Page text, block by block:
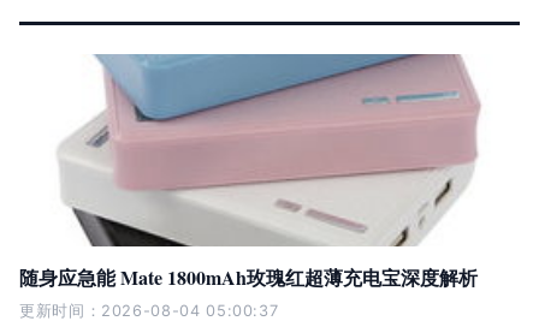
随身应急能 Mate 1800mAh玫瑰红超薄充电宝深度解析
更新时间：2026-08-04 05:00:37